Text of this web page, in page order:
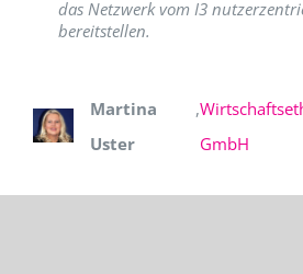
das Netzwerk vom I3
bereitstellen.
Martina
Uster
,
GmbH